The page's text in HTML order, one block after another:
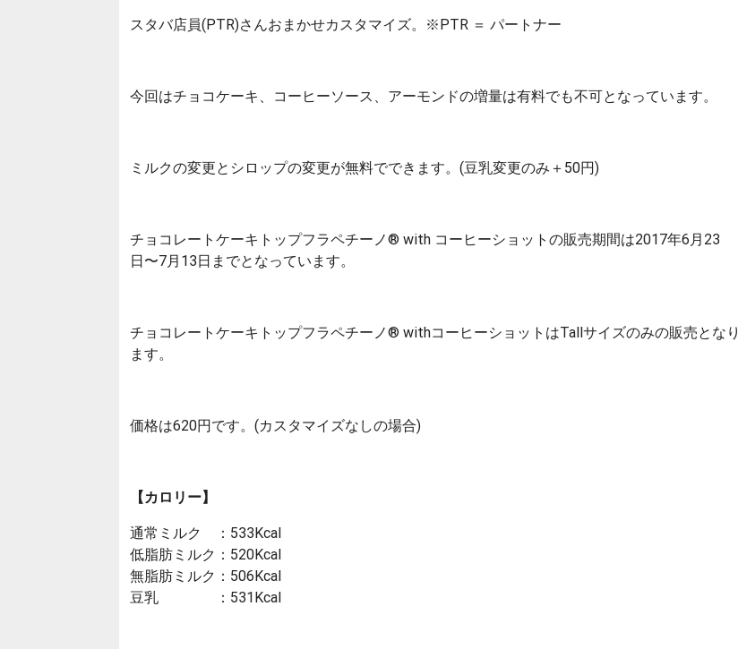
スタバ店員(PTR)さんおまかせカスタマイズ。※PTR ＝ パートナー
今回はチョコケーキ、コーヒーソース、アーモンドの増量は有料でも不可となっています。
ミルクの変更とシロップの変更が無料でできます。(豆乳変更のみ＋50円)
チョコレートケーキトップフラペチーノ® with コーヒーショットの販売期間は2017年6月23
日〜7月13日までとなっています。
チョコレートケーキトップフラペチーノ® withコーヒーショットはTallサイズのみの販売となり
ます。
価格は620円です。(カスタマイズなしの場合)
【カロリー】
通常ミルク ：533Kcal
低脂肪ミルク：520Kcal
無脂肪ミルク：506Kcal
豆乳 ：531Kcal